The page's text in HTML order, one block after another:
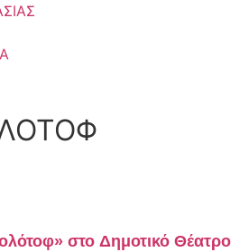
στο Δημοτικό Θέατρο